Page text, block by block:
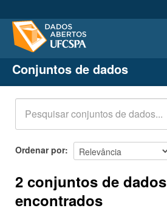
Conjuntos de dados
Organizações
Grupos
Sobre
Conjuntos de dados
Ordenar por
2 conjuntos de dados
encontrados